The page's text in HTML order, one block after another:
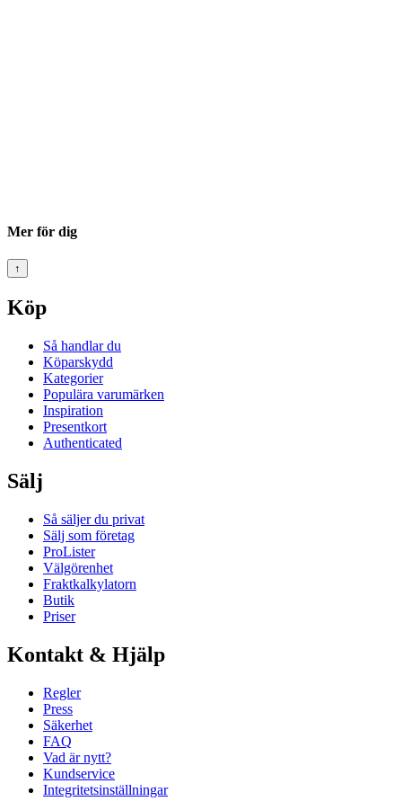
Mer för dig
↑
Köp
Så handlar du
Köparskydd
Kategorier
Populära varumärken
Inspiration
Presentkort
Authenticated
Sälj
Så säljer du privat
Sälj som företag
ProLister
Välgörenhet
Fraktkalkylatorn
Butik
Priser
Kontakt & Hjälp
Regler
Press
Säkerhet
FAQ
Vad är nytt?
Kundservice
Integritetsinställningar